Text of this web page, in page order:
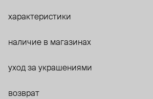
характеристики
наличие в магазинах
уход за украшениями
возврат